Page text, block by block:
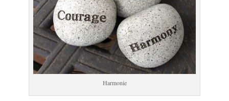
Harmonie